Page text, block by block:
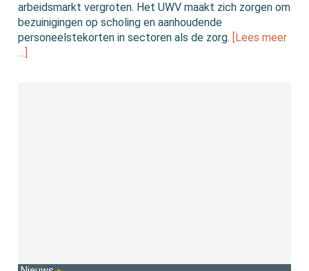
arbeidsmarkt vergroten. Het UWV maakt zich zorgen om
bezuinigingen op scholing en aanhoudende
personeelstekorten in sectoren als de zorg.
[Lees meer
…]